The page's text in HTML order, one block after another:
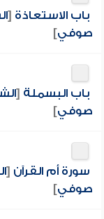
باب الاستعاذة [
صوفي]
باب البسملة [
صوفي]
سورة أم القرآن [
صوفي]